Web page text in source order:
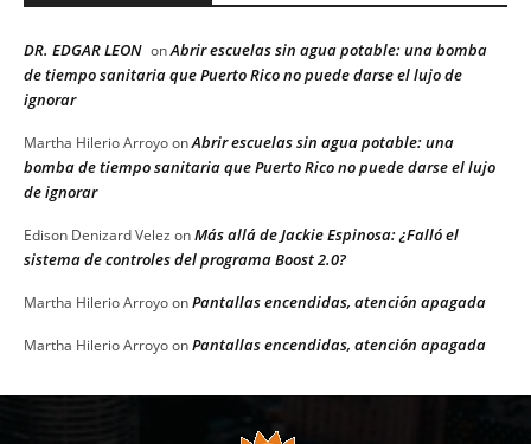
DR. EDGAR LEON onAbrir escuelas sin agua potable: una bomba
de tiempo sanitaria que Puerto Rico no puede darse el lujo de
ignorar
Martha Hilerio ArroyoonAbrir escuelas sin agua potable: una
bomba de tiempo sanitaria que Puerto Rico no puede darse el lujo
de ignorar
Edison Denizard Velez onMás allá de Jackie Espinosa: ¿Falló el
sistema de controles del programa Boost 2.0?
Martha Hilerio ArroyoonPantallas encendidas, atención apagada
Martha Hilerio ArroyoonPantallas encendidas, atención apagada